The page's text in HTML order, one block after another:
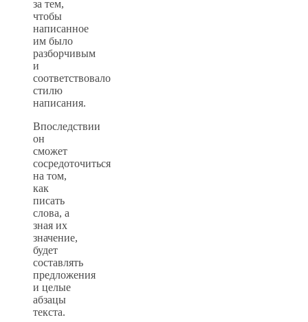
за тем,
чтобы
написанное
им было
разборчивым
и
соответствовало
стилю
написания.
Впоследствии
он
сможет
сосредоточиться
на том,
как
писать
слова, а
зная их
значение,
будет
составлять
предложения
и целые
абзацы
текста.